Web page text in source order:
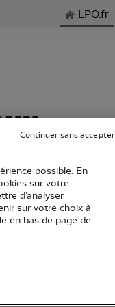
à la rechercheLPO.fr
possible. En
sur votre
d’analyser
sur votre choix à
en bas de page de
Continuer sans accepter